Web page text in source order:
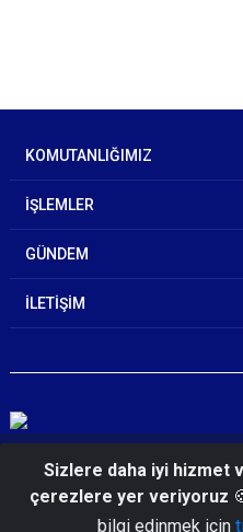
KOMUTANLIĞIMIZ
İŞLEMLER
GÜNDEM
İLETİŞİM
© 2026 Artvin İl
Sizlere daha iyi hizmet
çerezlere yer veriyoruz
bilgi edinmek için